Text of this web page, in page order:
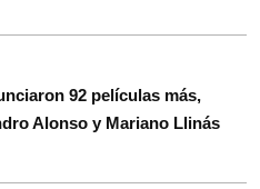
92 películas más,
Alonso y Mariano Llinás